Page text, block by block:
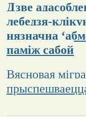
Дзве
лебедзя-
нязначна
паміж сабой
Вясновая